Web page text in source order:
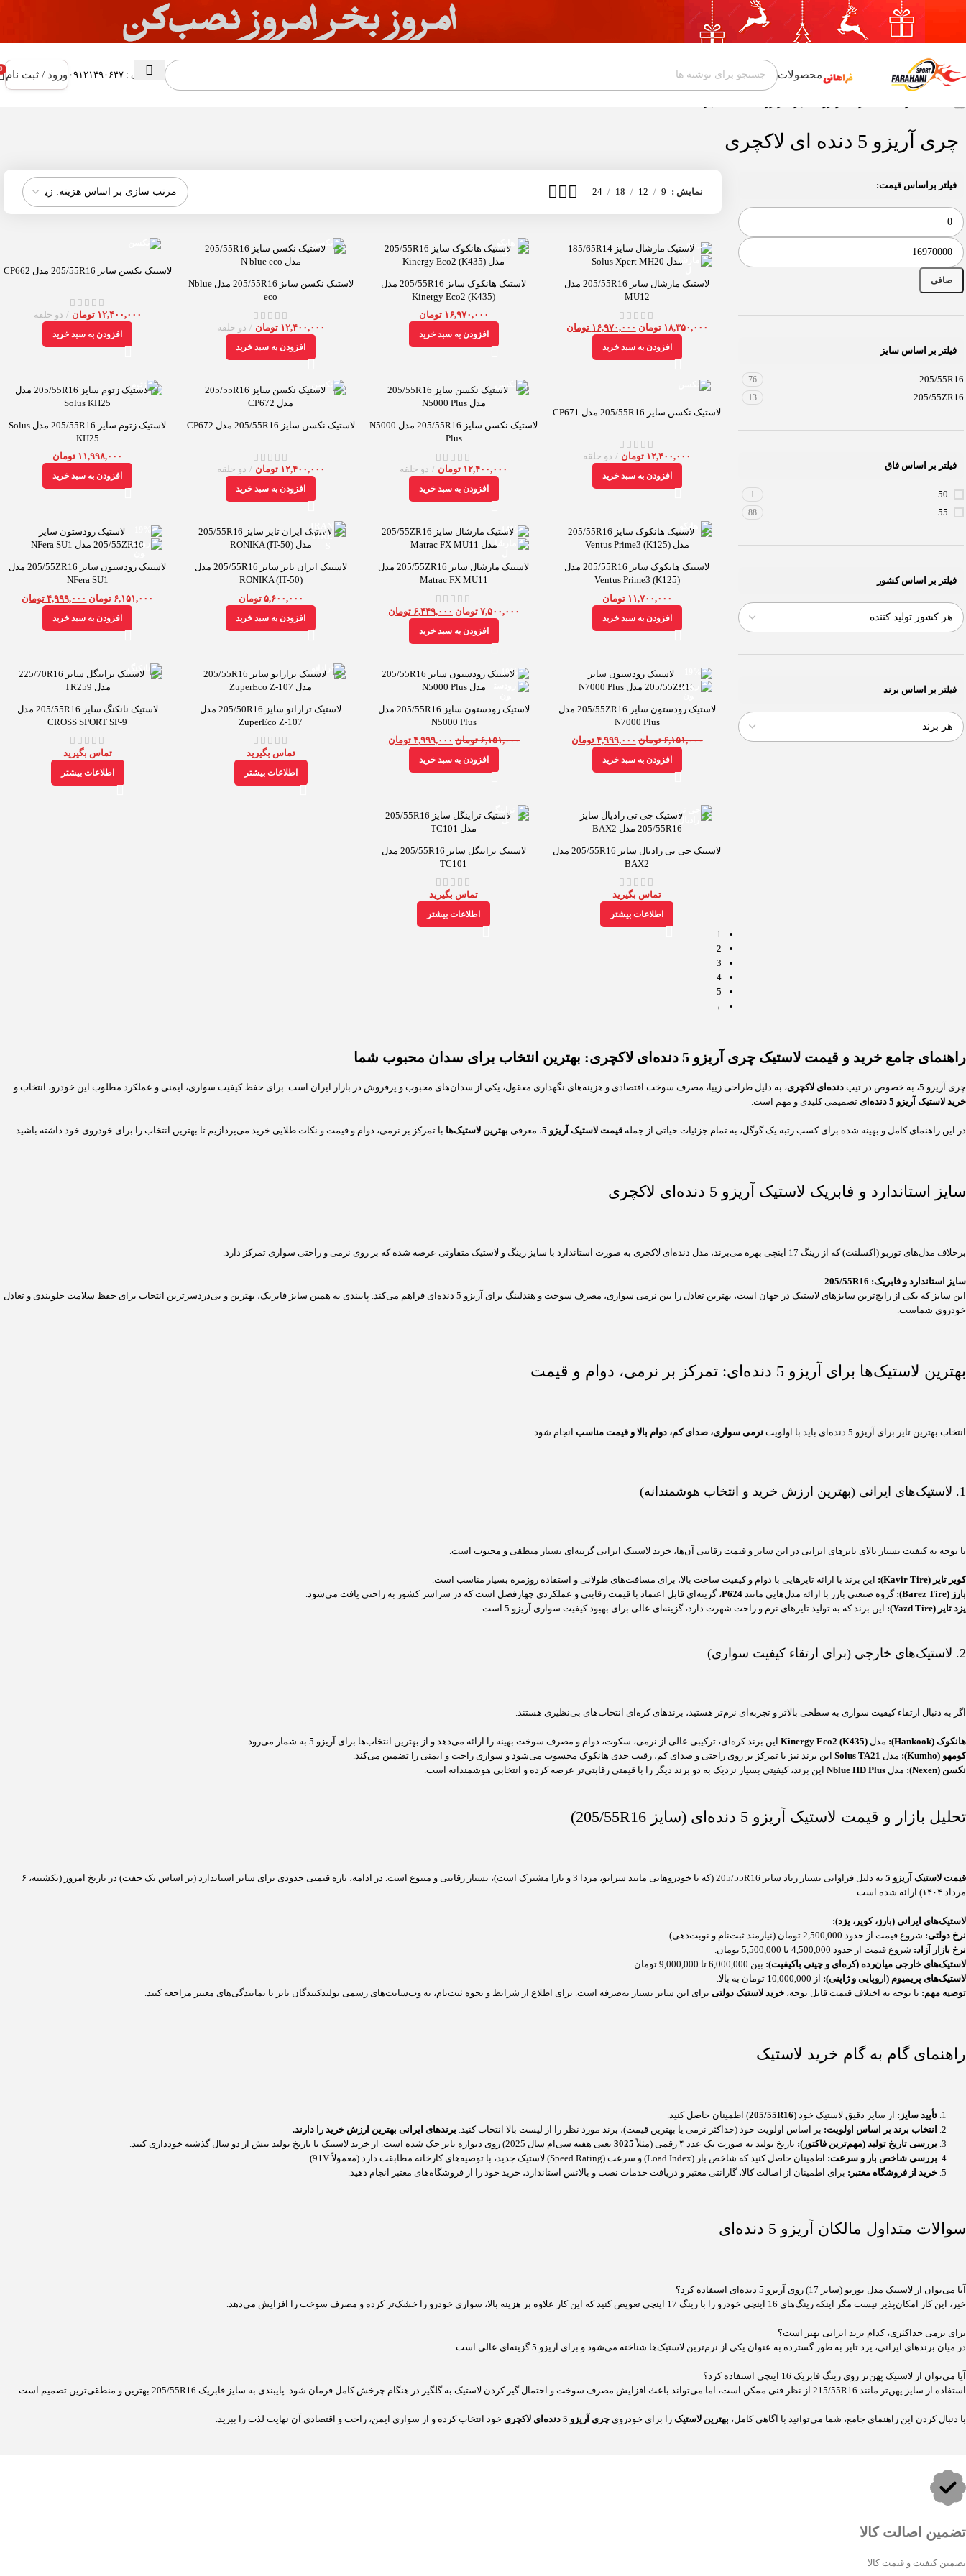
محصولات پشتیبانی : ۰۹۱۲۱۴۹۰۶۴۷ ورود / ثبت نام
چری آریزو 5 دنده ای لاکچری
فیلتر براساس قیمت:
صافی
فیلتر بر اساس سایز
205/55R16
76
205/55ZR16
13
فیلتر بر اساس فاق
50
1
55
88
فیلتر بر اساس کشور
فیلتر بر اساس برند
نمایش 9
12
18
24
-8%
لاستیک مارشال سایز 205/55R16 مدل
MU12
۱۸,۳۵۰,۰۰۰ تومان ۱۶,۹۷۰,۰۰۰ تومان
افزودن به سبد خرید
لاستیک هانکوک سایز 205/55R16 مدل
Kinergy Eco2 (K435)
۱۶,۹۷۰,۰۰۰ تومان
افزودن به سبد خرید
لاستیک نکسن سایز 205/55R16 مدل Nblue
eco
۱۲,۴۰۰,۰۰۰ تومان دو حلقه
افزودن به سبد خرید
لاستیک نکسن سایز 205/55R16 مدل CP662
۱۲,۴۰۰,۰۰۰ تومان دو حلقه
افزودن به سبد خرید
لاستیک نکسن سایز 205/55R16 مدل CP671
۱۲,۴۰۰,۰۰۰ تومان دو حلقه
افزودن به سبد خرید
لاستیک نکسن سایز 205/55R16 مدل N5000
Plus
۱۲,۴۰۰,۰۰۰ تومان دو حلقه
افزودن به سبد خرید
لاستیک نکسن سایز 205/55R16 مدل CP672
۱۲,۴۰۰,۰۰۰ تومان دو حلقه
افزودن به سبد خرید
لاستیک زتوم سایز 205/55R16 مدل Solus
KH25
۱۱,۹۹۸,۰۰۰ تومان
افزودن به سبد خرید
لاستیک هانکوک سایز 205/55R16 مدل
Ventus Prime3 (K125)
۱۱,۷۰۰,۰۰۰ تومان
افزودن به سبد خرید
-14%
لاستیک مارشال سایز 205/55ZR16 مدل
Matrac FX MU11
۷,۵۰۰,۰۰۰ تومان ۶,۴۴۹,۰۰۰ تومان
افزودن به سبد خرید
لاستیک ایران تایر سایز 205/55R16 مدل
(RONIKA (IT-50
۵,۶۰۰,۰۰۰ تومان
افزودن به سبد خرید
-19%
لاستیک رودستون سایز 205/55ZR16 مدل
NFera SU1
۶,۱۵۱,۰۰۰ تومان ۴,۹۹۹,۰۰۰ تومان
افزودن به سبد خرید
-19%
لاستیک رودستون سایز 205/55ZR16 مدل
N7000 Plus
۶,۱۵۱,۰۰۰ تومان ۴,۹۹۹,۰۰۰ تومان
افزودن به سبد خرید
-19%
لاستیک رودستون سایز 205/55R16 مدل
N5000 Plus
۶,۱۵۱,۰۰۰ تومان ۴,۹۹۹,۰۰۰ تومان
افزودن به سبد خرید
لاستیک ترازانو سایز 205/50R16 مدل
ZuperEco Z-107
تماس بگیرید
اطلاعات بیشتر
لاستیک نانکنگ سایز 205/55R16 مدل
CROSS SPORT SP-9
تماس بگیرید
اطلاعات بیشتر
لاستیک جی تی رادیال سایز 205/55R16 مدل
BAX2
تماس بگیرید
اطلاعات بیشتر
لاستیک تراینگل سایز 205/55R16 مدل
TC101
تماس بگیرید
اطلاعات بیشتر
1
2
3
4
5
→
راهنمای جامع خرید و قیمت لاستیک چری آریزو 5 دنده‌ای لاکچری: بهترین انتخاب برای سدان محبوب شما
چری آریزو 5، به خصوص در تیپ دنده‌ای لاکچری، به دلیل طراحی زیبا، مصرف سوخت اقتصادی و هزینه‌های نگهداری معقول، یکی از سدان‌های محبوب و پرفروش در بازار ایران است. برای حفظ کیفیت سواری، ایمنی و عملکرد مطلوب این خودرو، انتخاب و
خرید لاستیک آریزو 5 دنده‌ای
تصمیمی کلیدی و مهم است.
در این راهنمای کامل و بهینه شده برای کسب رتبه یک گوگل، به تمام جزئیات حیاتی از جمله قیمت لاستیک آریزو 5 ، معرفی بهترین لاستیک‌ها با تمرکز بر نرمی، دوام و قیمت و نکات طلایی خرید می‌پردازیم تا بهترین انتخاب را برای خودروی خود داشته باشید.
سایز استاندارد و فابریک لاستیک آریزو 5 دنده‌ای لاکچری
برخلاف مدل‌های توربو (اکسلنت) که از رینگ 17 اینچی بهره می‌برند، مدل دنده‌ای لاکچری به صورت استاندارد با سایز رینگ و لاستیک متفاوتی عرضه شده که بر روی نرمی و راحتی سواری تمرکز دارد.
سایز استاندارد و فابریک: 205/55R16
این سایز که یکی از رایج‌ترین سایزهای لاستیک در جهان است، بهترین تعادل را بین نرمی سواری، مصرف سوخت و هندلینگ برای آریزو 5 دنده‌ای فراهم می‌کند. پایبندی به همین سایز فابریک، بهترین و بی‌دردسرترین انتخاب برای حفظ سلامت جلوبندی و تعادل
خودروی شماست.
بهترین لاستیک‌ها برای آریزو 5 دنده‌ای: تمرکز بر نرمی، دوام و قیمت
انتخاب بهترین تایر برای آریزو 5 دنده‌ای باید با اولویت نرمی سواری، صدای کم، دوام بالا و قیمت مناسب انجام شود.
1. لاستیک‌های ایرانی (بهترین ارزش خرید و انتخاب هوشمندانه)
با توجه به کیفیت بسیار بالای تایرهای ایرانی در این سایز و قیمت رقابتی آن‌ها، خرید لاستیک ایرانی گزینه‌ای بسیار منطقی و محبوب است.
کویر تایر (Kavir Tire):
این برند با ارائه تایرهایی با دوام و کیفیت ساخت بالا، برای مسافت‌های طولانی و استفاده روزمره بسیار مناسب است.
بارز (Barez Tire):
گروه صنعتی بارز با ارائه مدل‌هایی مانند P624، گزینه‌ای قابل اعتماد با قیمت رقابتی و عملکردی چهارفصل است که در سراسر کشور به راحتی یافت می‌شود.
یزد تایر (Yazd Tire):
این برند که به تولید تایرهای نرم و راحت شهرت دارد، گزینه‌ای عالی برای بهبود کیفیت سواری آریزو 5 است.
2. لاستیک‌های خارجی (برای ارتقاء کیفیت سواری)
اگر به دنبال ارتقاء کیفیت سواری به سطحی بالاتر و تجربه‌ای نرم‌تر هستید، برندهای کره‌ای انتخاب‌های بی‌نظیری هستند.
هانکوک (Hankook): مدل Kinergy Eco2 (K435) این برند کره‌ای، ترکیبی عالی از نرمی، سکوت، دوام و مصرف سوخت بهینه را ارائه می‌دهد و از بهترین انتخاب‌ها برای آریزو 5 به شمار می‌رود.
کومهو (Kumho):
مدل Solus TA21 این برند نیز با تمرکز بر روی راحتی و صدای کم، رقیب جدی هانکوک محسوب می‌شود و سواری راحت و ایمنی را تضمین می‌کند.
نکسن (Nexen):
مدل Nblue HD Plus این برند، کیفیتی بسیار نزدیک به دو برند دیگر را با قیمتی رقابتی‌تر عرضه کرده و انتخابی هوشمندانه است.
تحلیل بازار و قیمت لاستیک آریزو 5 دنده‌ای (سایز 205/55R16)
قیمت لاستیک آریزو 5
به دلیل فراوانی بسیار زیاد سایز 205/55R16 (که با خودروهایی مانند سراتو، مزدا 3 و تارا مشترک است)، بسیار رقابتی و متنوع است. در ادامه، بازه قیمتی حدودی برای سایز استاندارد (بر اساس یک جفت) در تاریخ امروز (یکشنبه، ۶
مرداد ۱۴۰۴) ارائه شده است.
لاستیک‌های ایرانی (بارز، کویر، یزد):
نرخ دولتی: شروع قیمت از حدود 2,500,000 تومان (نیازمند ثبت‌نام و نوبت‌دهی).
نرخ بازار آزاد: شروع قیمت از حدود 4,500,000 تا 5,500,000 تومان.
لاستیک‌های خارجی میان‌رده (کره‌ای و چینی باکیفیت): بین 6,000,000 تا 9,000,000 تومان.
لاستیک‌های پریمیوم (اروپایی و ژاپنی): از 10,000,000 تومان به بالا.
توصیه مهم: با توجه به اختلاف قیمت قابل توجه، خرید لاستیک دولتی برای این سایز بسیار به‌صرفه است. برای اطلاع از شرایط و نحوه ثبت‌نام، به وب‌سایت‌های رسمی تولیدکنندگان تایر یا نمایندگی‌های معتبر مراجعه کنید.
راهنمای گام به گام خرید لاستیک
تأیید سایز: از سایز دقیق لاستیک خود (205/55R16) اطمینان حاصل کنید.
انتخاب برند بر اساس اولویت: بر اساس اولویت خود (حداکثر نرمی یا بهترین قیمت)، برند مورد نظر را از لیست بالا انتخاب کنید. برندهای ایرانی بهترین ارزش خرید را دارند.
بررسی تاریخ تولید (مهم‌ترین فاکتور): تاریخ تولید به صورت یک عدد ۴ رقمی (مثلاً 3025 یعنی هفته سی‌ام سال 2025) روی دیواره تایر حک شده است. از خرید لاستیک با تاریخ تولید بیش از دو سال گذشته خودداری کنید.
بررسی شاخص بار و سرعت: اطمینان حاصل کنید که شاخص بار (Load Index) و سرعت (Speed Rating) لاستیک جدید، با توصیه‌های کارخانه مطابقت دارد (معمولاً 91V).
خرید از فروشگاه معتبر: برای اطمینان از اصالت کالا، گارانتی معتبر و دریافت خدمات نصب و بالانس استاندارد، خرید خود را از فروشگاه‌های معتبر انجام دهید.
سوالات متداول مالکان آریزو 5 دنده‌ای
آیا می‌توان از لاستیک مدل توربو (سایز 17) روی آریزو 5 دنده‌ای استفاده کرد؟
خیر، این کار امکان‌پذیر نیست مگر اینکه رینگ‌های 16 اینچی خودرو را با رینگ 17 اینچی تعویض کنید که این کار علاوه بر هزینه بالا، سواری خودرو را خشک‌تر کرده و مصرف سوخت را افزایش می‌دهد.
برای نرمی حداکثری، کدام برند ایرانی بهتر است؟
در میان برندهای ایرانی، یزد تایر به طور گسترده به عنوان یکی از نرم‌ترین لاستیک‌ها شناخته می‌شود و برای آریزو 5 گزینه‌ای عالی است.
آیا می‌توان از لاستیک پهن‌تر روی رینگ فابریک 16 اینچی استفاده کرد؟
استفاده از سایز پهن‌تر مانند 215/55R16 از نظر فنی ممکن است، اما می‌تواند باعث افزایش مصرف سوخت و احتمال گیر کردن لاستیک به گلگیر در هنگام چرخش کامل فرمان شود. پایبندی به سایز فابریک 205/55R16 بهترین و منطقی‌ترین تصمیم است.
با دنبال کردن این راهنمای جامع، شما می‌توانید با آگاهی کامل، بهترین لاستیک را برای خودروی چری آریزو 5 دنده‌ای لاکچری خود انتخاب کرده و از سواری ایمن، راحت و اقتصادی آن نهایت لذت را ببرید.
تضمین اصالت کالا
تضمین کیفیت و قیمت کالا
واتساپ